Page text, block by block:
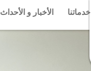
خدماتنا الأخبار و الأحداث